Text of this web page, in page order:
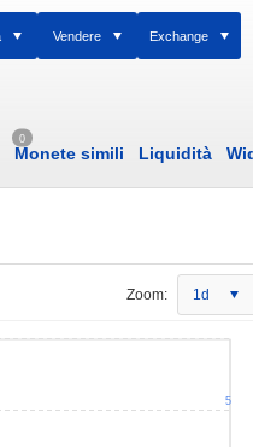
Vendere Exchange
0
Monete simili Liquidità
Zoom: 1d
5